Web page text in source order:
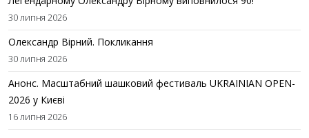
30 липня 2026
Олександр Вірний. Покликання
30 липня 2026
Анонс. Масштабний шашковий фестиваль UKRAINIAN OPEN-
2026 у Києві
16 липня 2026